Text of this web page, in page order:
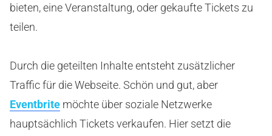
bieten, eine Veranstaltung, oder gekaufte Tickets zu
teilen.
Durch die geteilten Inhalte entsteht zusätzlicher
Traffic für die Webseite. Schön und gut, aber
Eventbrite möchte über soziale Netzwerke
hauptsächlich Tickets verkaufen. Hier setzt die